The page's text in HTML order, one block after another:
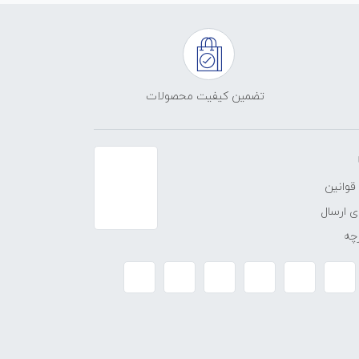
تضمین کیفیت محصولات
ارسال